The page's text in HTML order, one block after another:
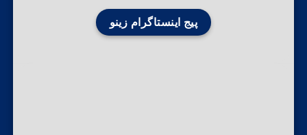
پیج اینستاگرام زینو